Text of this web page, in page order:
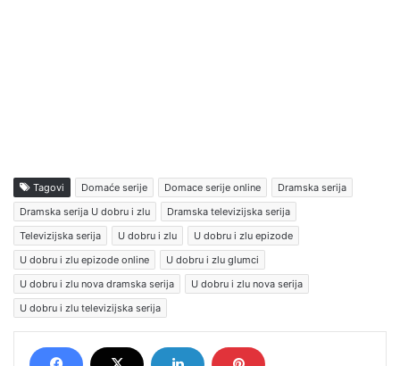
Tagovi Domaće serije Domace serije online
Dramska serija
Dramska serija U dobru i zlu
Dramska televizijska serija
Televizijska serija
U dobru i zlu
U dobru i zlu epizode
U dobru i zlu epizode online
U dobru i zlu glumci
U dobru i zlu nova dramska serija
U dobru i zlu nova serija
U dobru i zlu televizijska serija